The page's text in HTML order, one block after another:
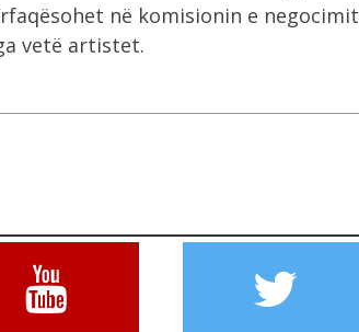
në komisionin e negocimit
vetë artistet.